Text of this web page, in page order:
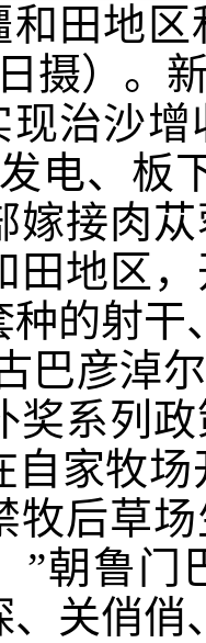
和田地
摄）。
现治沙
电、板
嫁接肉
田地区
的射干
巴彦淖
奖系列
自家牧
牧后草
”朝鲁门
、关俏俏